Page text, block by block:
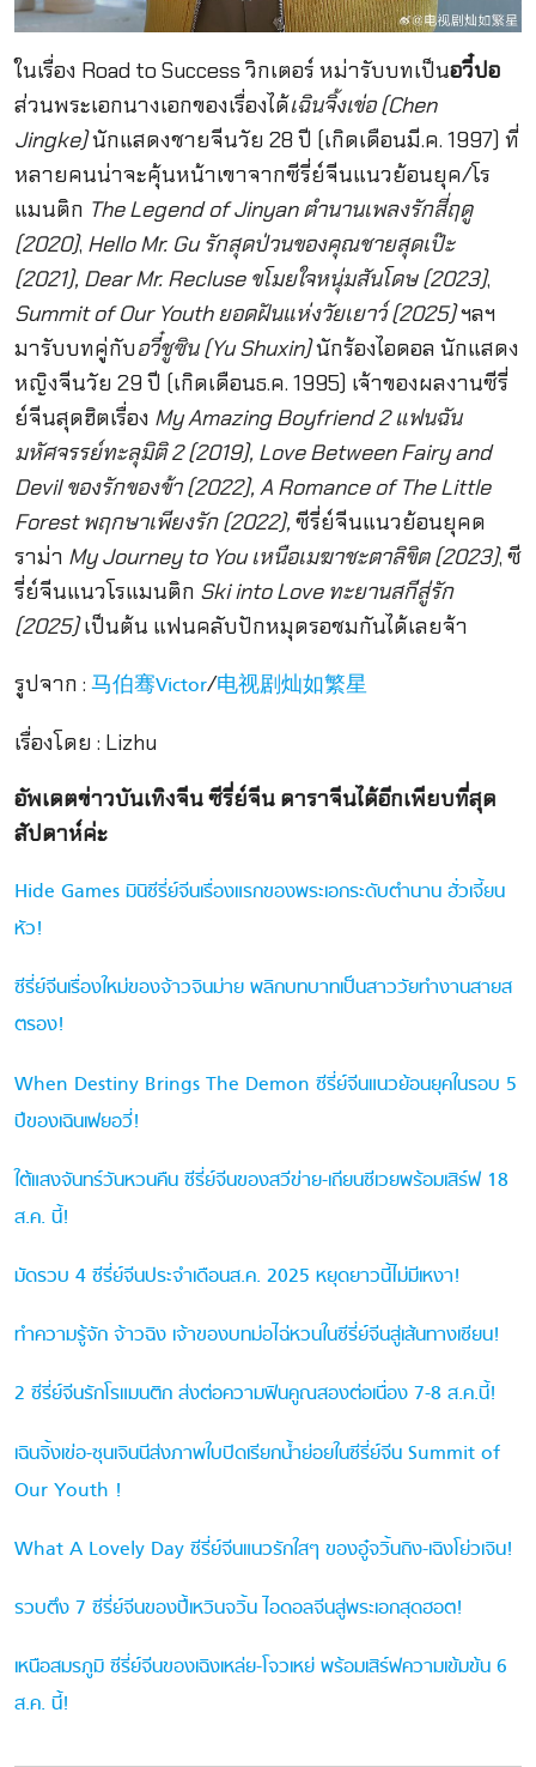
ในเรื่อง Road to Success วิกเตอร์ หม่ารับบทเป็นอวี๋ปอ
ส่วนพระเอกนางเอกของเรื่องได้เฉินจิ้งเข่อ (Chen
Jingke)นักแสดงชายจีนวัย 28 ปี (เกิดเดือนมี.ค. 1997) ที่
หลายคนน่าจะคุ้นหน้าเขาจากซีรี่ย์จีนแนวย้อนยุค/โร
แมนติก The Legend of Jinyan ตำนานเพลงรักสี่ฤดู
(2020), Hello Mr. Gu รักสุดป่วนของคุณชายสุดเป๊ะ
(2021), Dear Mr. Recluse ขโมยใจหนุ่มสันโดษ (2023),
Summit of Our Youth ยอดฝันแห่งวัยเยาว์ (2025)ฯลฯ
มารับบทคู่กับอวี๋ชูซิน (Yu Shuxin)นักร้องไอดอล นักแสดง
หญิงจีนวัย 29 ปี (เกิดเดือนธ.ค. 1995) เจ้าของผลงานซีรี่
ย์จีนสุดฮิตเรื่อง My Amazing Boyfriend 2 แฟนฉัน
มหัศจรรย์ทะลุมิติ 2 (2019), Love Between Fairy and
Devil ของรักของข้า (2022), A Romance of The Little
Forest พฤกษาเพียงรัก (2022), ซีรี่ย์จีนแนวย้อนยุคด
ราม่า My Journey to You เหนือเมฆาชะตาลิขิต (2023), ซี
รี่ย์จีนแนวโรแมนติก Ski into Love ทะยานสกีสู่รัก
(2025)เป็นต้น แฟนคลับปักหมุดรอชมกันได้เลยจ้า
รูปจาก : 马伯骞Victor/电视剧灿如繁星
เรื่องโดย : Lizhu
อัพเดตข่าวบันเทิงจีน ซีรี่ย์จีน ดาราจีนได้อีกเพียบที่สุด
สัปดาห์ค่ะ
Hide Games มินิซีรี่ย์จีนเรื่องแรกของพระเอกระดับตำนาน ฮั่วเจี้ยน
หัว!
ซีรี่ย์จีนเรื่องใหม่ของจ้าวจินม่าย พลิกบทบาทเป็นสาววัยทำงานสายส
ตรอง!
When Destiny Brings The Demon ซีรี่ย์จีนแนวย้อนยุคในรอบ 5
ปีของเฉินเฟยอวี่!
ใต้แสงจันทร์วันหวนคืน ซีรี่ย์จีนของสวีข่าย-เถียนซีเวยพร้อมเสิร์ฟ 18
ส.ค. นี้!
มัดรวบ 4 ซีรี่ย์จีนประจำเดือนส.ค. 2025 หยุดยาวนี้ไม่มีเหงา!
ทำความรู้จัก จ้าวฉิง เจ้าของบทม่อไฉ่หวนในซีรี่ย์จีนสู่เส้นทางเซียน!
2 ซีรี่ย์จีนรักโรแมนติก ส่งต่อความฟินคูณสองต่อเนื่อง 7-8 ส.ค.นี้!
เฉินจิ้งเข่อ-ซุนเจินนีส่งภาพใบปิดเรียกน้ำย่อยในซีรี่ย์จีน Summit of
Our Youth !
What A Lovely Day ซีรี่ย์จีนแนวรักใสๆ ของอู๋จวิ้นถิง-เฉิงโย่วเจิน!
รวบตึง 7 ซีรี่ย์จีนของปี้เหวินจวิ้น ไอดอลจีนสู่พระเอกสุดฮอต!
เหนือสมรภูมิ ซีรี่ย์จีนของเฉิงเหล่ย-โจวเหย่ พร้อมเสิร์ฟความเข้มข้น 6
ส.ค. นี้!